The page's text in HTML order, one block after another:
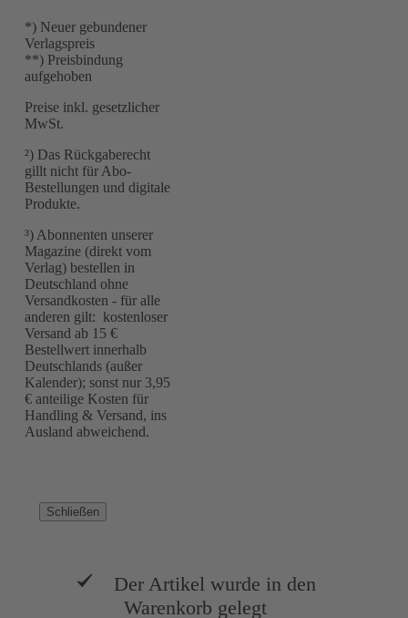
*) Neuer gebundener
Verlagspreis
**) Preisbindung
aufgehoben
Preise inkl. gesetzlicher
MwSt.
²) Das Rückgaberecht
gillt nicht für Abo-
Bestellungen und digitale
Produkte.
³) Abonnenten unserer
Magazine (direkt vom
Verlag) bestellen in
Deutschland ohne
Versandkosten - für alle
anderen gilt: kostenloser
Versand ab 15 €
Bestellwert innerhalb
Deutschlands (außer
Kalender); sonst nur 3,95
€ anteilige Kosten für
Handling & Versand, ins
Ausland abweichend.
Schließen
Der Artikel wurde in den
Warenkorb gelegt